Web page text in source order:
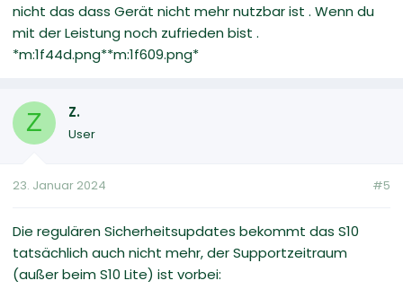
nicht das dass Gerät nicht mehr nutzbar ist . Wenn du
mit der Leistung noch zufrieden bist .
*m:1f44d.png**m:1f609.png*
Z Z.
User
23. Januar 2024 #5
Die regulären Sicherheitsupdates bekommt das S10
tatsächlich auch nicht mehr, der Supportzeitraum
(außer beim S10 Lite) ist vorbei: